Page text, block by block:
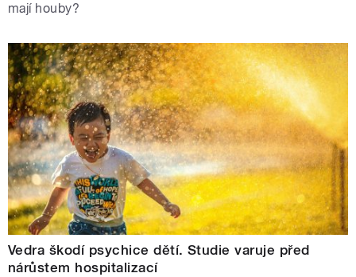
mají houby?
Vedra škodí psychice dětí. Studie varuje před
nárůstem hospitalizací